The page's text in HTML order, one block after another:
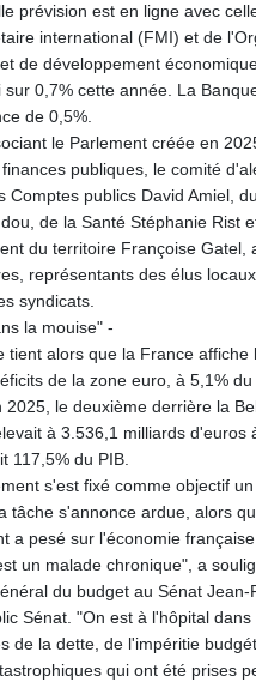
prévision est en ligne avec
international (FMI) et de
de développement
sur 0,7% cette année. La
de 0,5%.
le Parlement créée en
publiques, le comité
Comptes publics David Amiel,
de la Santé Stéphanie Rist
du territoire Françoise Gatel,
représentants des élus
syndicats.
la mouise" -
tient alors que la France affiche
de la zone euro, à 5,1%
2025, le deuxième derrière la
à 3.536,1 milliards d'euros
117,5% du PIB.
s'est fixé comme objectif
tâche s'annonce ardue, alors
a pesé sur l'économie
un malade chronique", a
du budget au Sénat Jean-
Sénat. "On est à l'hôpital
de la dette, de l'impéritie
qui ont été prises